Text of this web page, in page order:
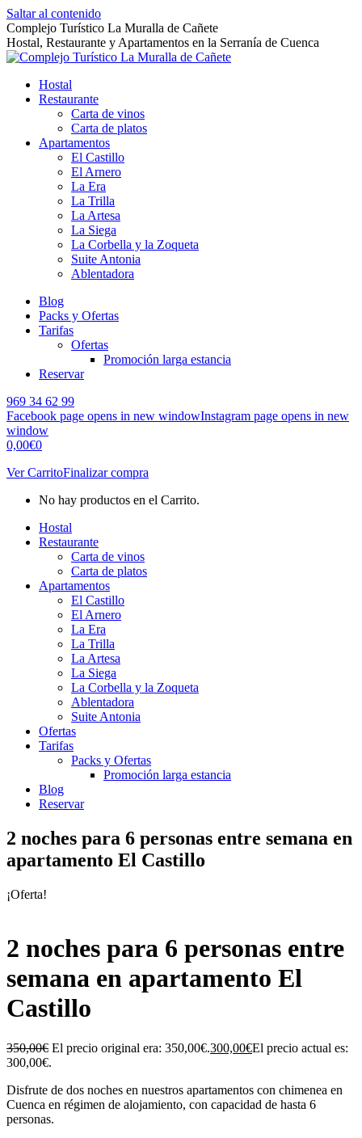
Saltar al contenido
Complejo Turístico La Muralla de Cañete
Hostal, Restaurante y Apartamentos en la Serranía de Cuenca
Hostal
Restaurante
Carta de vinos
Carta de platos
Apartamentos
El Castillo
El Arnero
La Era
La Trilla
La Artesa
La Siega
La Corbella y la Zoqueta
Suite Antonia
Ablentadora
Blog
Packs y Ofertas
Tarifas
Ofertas
Promoción larga estancia
Reservar
969 34 62 99
Facebook page opens in new windowInstagram page opens in new
window
0,00€0
Ver CarritoFinalizar compra
No hay productos en el Carrito.
Hostal
Restaurante
Carta de vinos
Carta de platos
Apartamentos
El Castillo
El Arnero
La Era
La Trilla
La Artesa
La Siega
La Corbella y la Zoqueta
Ablentadora
Suite Antonia
Ofertas
Tarifas
Packs y Ofertas
Promoción larga estancia
Blog
Reservar
2 noches para 6 personas entre semana en
apartamento El Castillo
¡Oferta!
2 noches para 6 personas entre
semana en apartamento El
Castillo
350,00€ El precio original era: 350,00€.300,00€El precio actual es:
300,00€.
Disfrute de dos noches en nuestros apartamentos con chimenea en
Cuenca en régimen de alojamiento, con capacidad de hasta 6
personas.